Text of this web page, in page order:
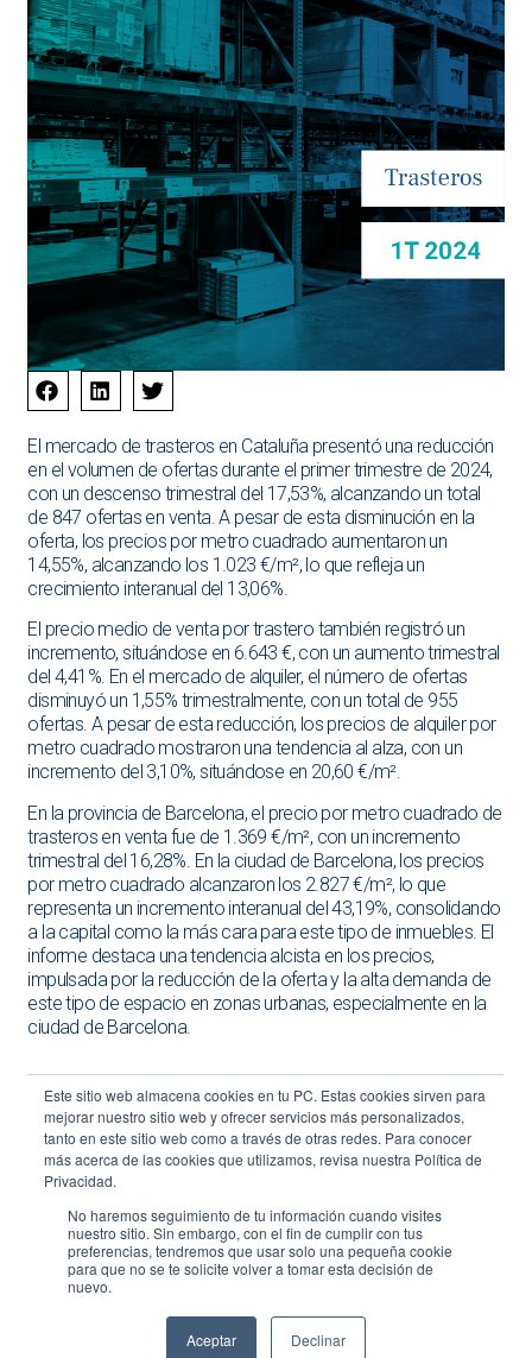
El mercado de trasteros en Cataluña presentó una reducción
en el volumen de ofertas durante el primer trimestre de 2024,
con un descenso trimestral del 17,53%, alcanzando un total
de 847 ofertas en venta. A pesar de esta disminución en la
oferta, los precios por metro cuadrado aumentaron un
14,55%, alcanzando los 1.023 €/m², lo que refleja un
crecimiento interanual del 13,06%.
El precio medio de venta por trastero también registró un
incremento, situándose en 6.643 €, con un aumento trimestral
del 4,41%. En el mercado de alquiler, el número de ofertas
disminuyó un 1,55% trimestralmente, con un total de 955
ofertas. A pesar de esta reducción, los precios de alquiler por
metro cuadrado mostraron una tendencia al alza, con un
incremento del 3,10%, situándose en 20,60 €/m².
En la provincia de Barcelona, el precio por metro cuadrado de
trasteros en venta fue de 1.369 €/m², con un incremento
trimestral del 16,28%. En la ciudad de Barcelona, los precios
por metro cuadrado alcanzaron los 2.827 €/m², lo que
representa un incremento interanual del 43,19%, consolidando
a la capital como la más cara para este tipo de inmuebles. El
informe destaca una tendencia alcista en los precios,
impulsada por la reducción de la oferta y la alta demanda de
este tipo de espacio en zonas urbanas, especialmente en la
ciudad de Barcelona.